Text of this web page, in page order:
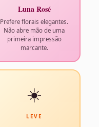
Luna Rosé
Prefere florais elegantes.
Não abre mão de uma
primeira impressão
marcante.
☀️
LEVE